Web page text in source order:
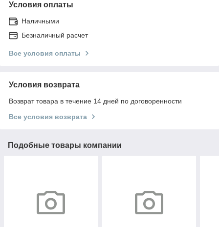
Условия оплаты
Наличными
Безналичный расчет
Все условия оплаты
Условия возврата
Возврат товара в течение 14 дней по договоренности
Все условия возврата
Подобные товары компании